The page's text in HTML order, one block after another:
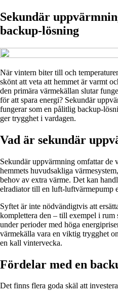
Sekundär
backup-lösning
När vintern biter till och
skönt att veta att hemmet är varmt
den primära värmekällan slutar
för att spara energi? Sekundär
fungerar som en pålitlig backup-
ger trygghet i vardagen.
Vad är sekundär
Sekundär uppvärmning omfattar de
hemmets huvudsakliga
behov av extra värme. Det kan
elradiator till en luft-luftvärmepump
Syftet är inte nödvändigtvis att
komplettera den – till exempel i rum
under perioder med höga
värmekälla vara en viktig trygghet
en kall vintervecka.
Fördelar med en
Det finns flera goda skäl att